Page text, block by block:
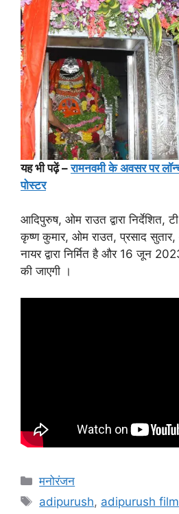
यह भी पढ़ें –रामनवमी के अवसर पर
पोस्टर
आदिपुरुष, ओम राउत द्वारा निर्देशित,
कृष्ण कुमार, ओम राउत, प्रसाद
नायर द्वारा निर्मित है और 16 जून
की जाएगी ।
मनोरंजन
adipurush, adipurush film